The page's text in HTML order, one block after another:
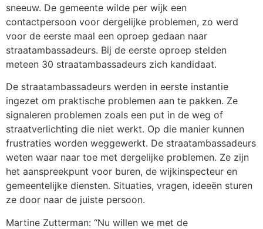
sneeuw. De gemeente wilde per wijk een
contactpersoon voor dergelijke problemen, zo werd
voor de eerste maal een oproep gedaan naar
straatambassadeurs. Bij de eerste oproep stelden
meteen 30 straatambassadeurs zich kandidaat.
De straatambassadeurs werden in eerste instantie
ingezet om praktische problemen aan te pakken. Ze
signaleren problemen zoals een put in de weg of
straatverlichting die niet werkt. Op die manier kunnen
frustraties worden weggewerkt. De straatambassadeurs
weten waar naar toe met dergelijke problemen. Ze zijn
het aanspreekpunt voor buren, de wijkinspecteur en
gemeentelijke diensten. Situaties, vragen, ideeën sturen
ze door naar de juiste persoon.
Martine Zutterman: “Nu willen we met de